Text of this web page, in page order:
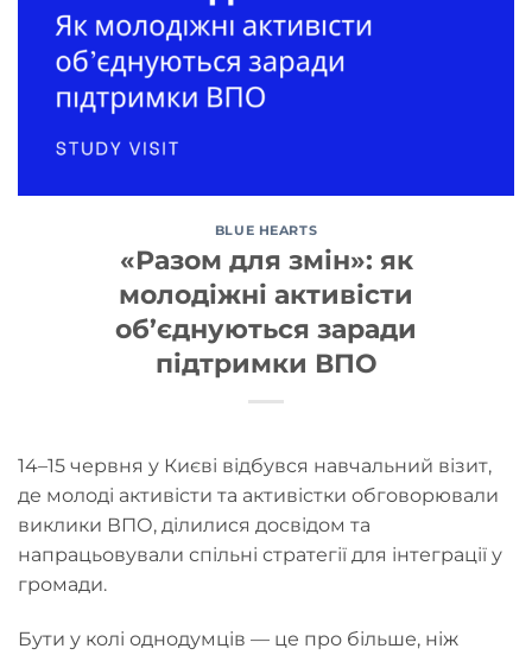
BLUE HEARTS
«Разом для змін»: як
молодіжні активісти
об’єднуються заради
підтримки ВПО
14–15 червня у Києві відбувся навчальний візит,
де молоді активісти та активістки обговорювали
виклики ВПО, ділилися досвідом та
напрацьовували спільні стратегії для інтеграції у
громади.
Бути у колі однодумців — це про більше, ніж